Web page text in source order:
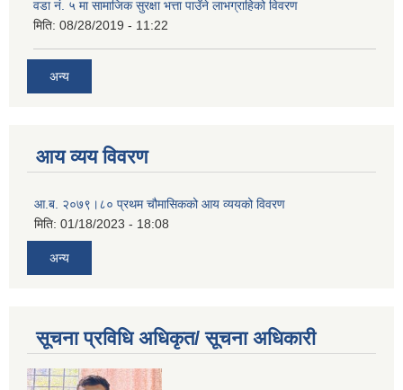
वडा नं. ५ मा सामाजिक सुरक्षा भत्ता पाउँने लाभग्राहिको विवरण
मिति: 08/28/2019 - 11:22
अन्य
आय व्यय विवरण
आ.ब. २०७९।८० प्रथम चौमासिकको आय व्ययको विवरण
मिति: 01/18/2023 - 18:08
अन्य
सूचना प्रविधि अधिकृत/ सूचना अधिकारी